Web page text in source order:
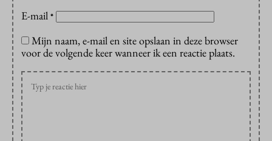
E-mail *
Mijn naam, e-mail en site opslaan in deze browser
voor de volgende keer wanneer ik een reactie plaats.